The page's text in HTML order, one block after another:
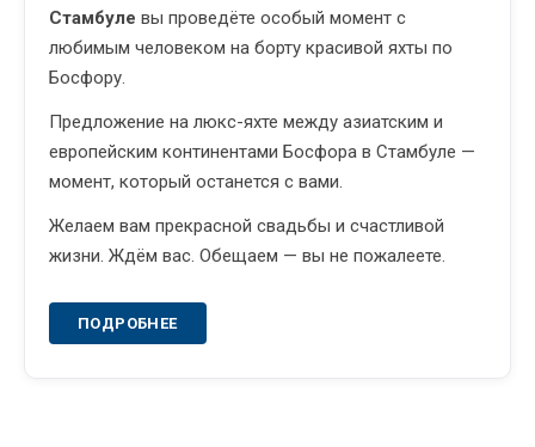
Стамбуле вы проведёте особый момент с
любимым человеком на борту красивой яхты по
Босфору.
Предложение на люкс-яхте между азиатским и
европейским континентами Босфора в Стамбуле —
момент, который останется с вами.
Желаем вам прекрасной свадьбы и счастливой
жизни. Ждём вас. Обещаем — вы не пожалеете.
ПОДРОБНЕЕ